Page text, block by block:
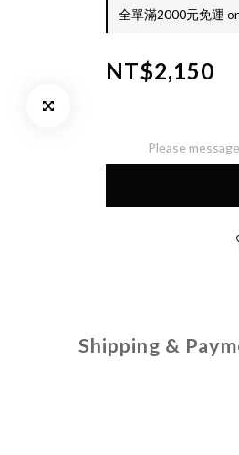
全單滿2000元免運
NT$2,150
Please
Shipping &